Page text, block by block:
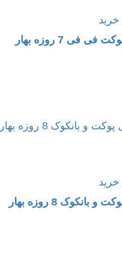
تور تایلند ترکیبی پوکت فی فی 7 روزه بهار
خرید
تور تایلند ترکیبی پوکت و بانکوک 8 روزه بهار